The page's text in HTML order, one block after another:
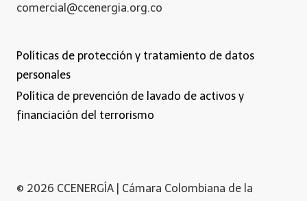
comercial@ccenergia.org.co
Políticas de protección y tratamiento de datos
personales
Política de prevención de lavado de activos y
financiación del terrorismo
© 2026 CCENERGÍA | Cámara Colombiana de la